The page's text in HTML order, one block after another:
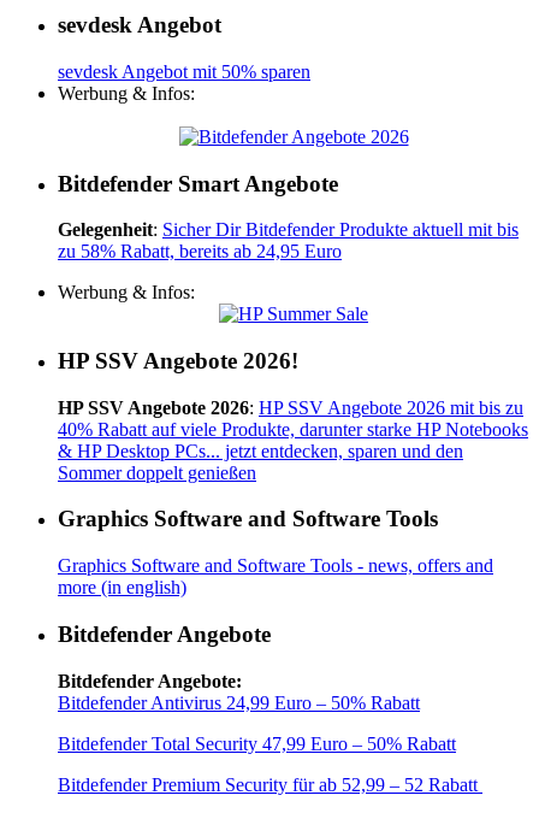
sevdesk Angebot
sevdesk Angebot mit 50% sparen
Werbung & Infos:
Bitdefender Smart Angebote
Gelegenheit: Sicher Dir Bitdefender Produkte aktuell mit bis
zu 58% Rabatt, bereits ab 24,95 Euro
Werbung & Infos:
HP SSV Angebote 2026!
HP SSV Angebote 2026: HP SSV Angebote 2026 mit bis zu
40% Rabatt auf viele Produkte, darunter starke HP Notebooks
& HP Desktop PCs... jetzt entdecken, sparen und den
Sommer doppelt genießen
Graphics Software and Software Tools
Graphics Software and Software Tools - news, offers and
more (in english)
Bitdefender Angebote
Bitdefender Angebote:
Bitdefender Antivirus 24,99 Euro – 50% Rabatt
Bitdefender Total Security 47,99 Euro – 50% Rabatt
Bitdefender Premium Security für ab 52,99 – 52 Rabatt